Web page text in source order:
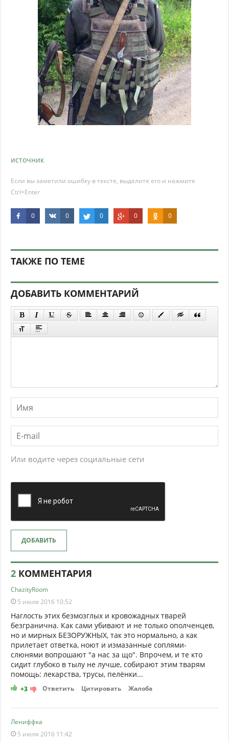
источник
Если вы заметили ошибку в тексте, выделите его и нажмите
Ctrl+Enter
0 0 0 0 0
ТАКЖЕ ПО ТЕМЕ
ДОБАВИТЬ КОММЕНТАРИЙ
Или водите через социальные сети
ДОБАВИТЬ
2 КОММЕНТАРИЯ
ChazityRoom
5 июля 2016 10:52
Наглость этих безмозглых и кровожадных тварей
безгранична. Как сами убивают и не только ополченцев,
но и мирных БЕЗОРУЖНЫХ, так это нормально, а как
прилетает ответка, ноют и измазанные соплями-
слюнями вопрошают "а нас за що". Впрочем, и те кто
сидит глубоко в тылу не лучше, собирают этим тварям
помощь: лекарства, трусы, пелёнки...
+3 Ответить Цитировать Жалоба
Лениффка
5 июля 2016 11:42